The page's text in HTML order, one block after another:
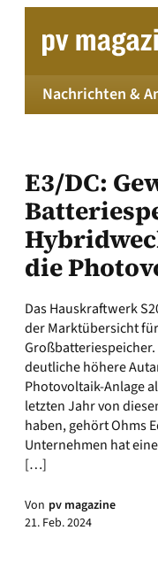
springen
Nachrichten &
E3/DC:
die
Das Hauskraftwerk
der Marktübersicht
deutliche höhere
Photovoltaik-Anlage
letzten Jahr von
haben, gehört Ohms
Unternehmen hat
[…]
Von pv magazine
21. Feb. 2024